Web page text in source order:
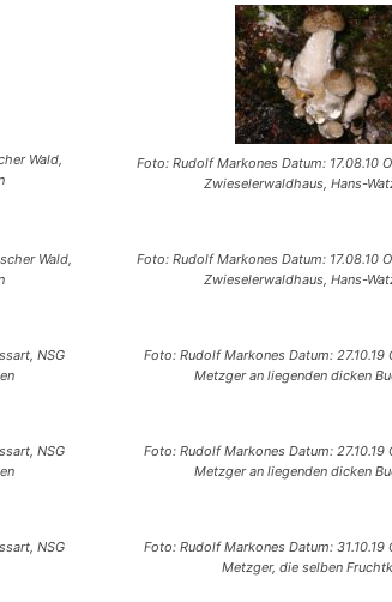
Wald,
Foto: Rudolf Markones Datum: 17.08.10
Zwieselerwaldhaus, Hans-
Wald,
Foto: Rudolf Markones Datum: 17.08.10
Zwieselerwaldhaus, Hans-
NSG
Foto: Rudolf Markones Datum: 27.10.19
Metzger an liegenden dicken
NSG
Foto: Rudolf Markones Datum: 27.10.19
Metzger an liegenden dicken
NSG
Foto: Rudolf Markones Datum: 31.10.19
Metzger, die selben